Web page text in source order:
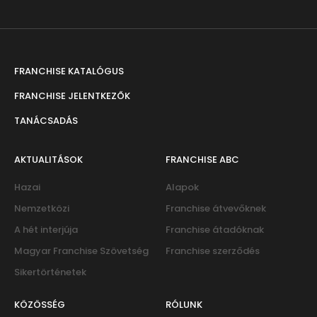
FRANCHISE KATALÓGUS
FRANCHISE JELENTKEZŐK
TANÁCSADÁS
AKTUALITÁSOK
Hazai
Nemzetközi
A hét interjúja
Magyar Franchise Szövetség
Sikertörténetek
FRANCHISE ABC
Alapok
Franchise átvevőknek
Franchise átadóknak
Franchise szerződés
KÖZÖSSÉG RÓLUNK